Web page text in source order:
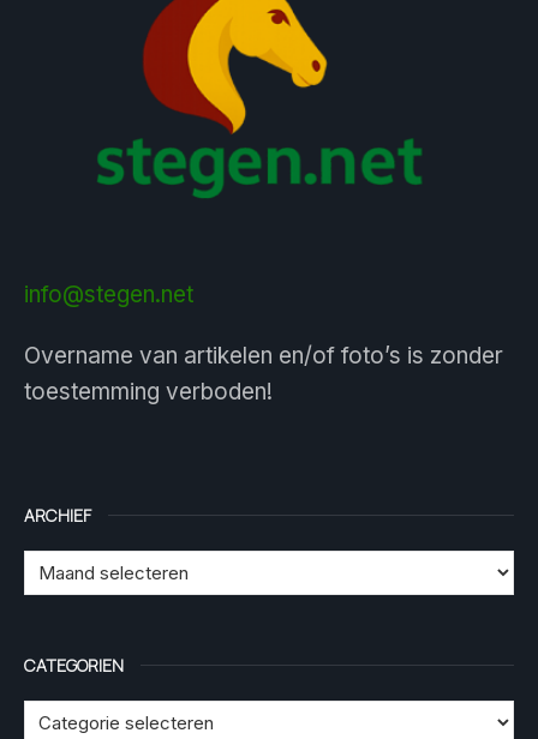
info@stegen.net
Overname van artikelen en/of foto’s is zonder
toestemming verboden!
ARCHIEF
CATEGORIEN